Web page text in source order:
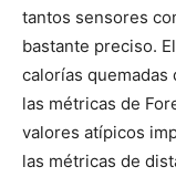
tantos sensores
bastante preciso.
calorías quemadas
las métricas de
valores atípicos
las métricas de